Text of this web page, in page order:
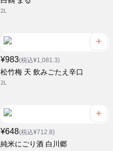
2L
¥983(税込¥1,081.3)
松竹梅 天 飲みごたえ辛口
2L
¥648(税込¥712.8)
純米にごり酒 白川郷